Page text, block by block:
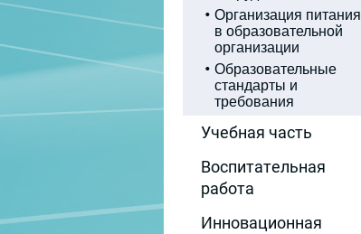
Организация питания
в образовательной
организации
Образовательные
стандарты и
требования
Учебная часть
Воспитательная
работа
Инновационная